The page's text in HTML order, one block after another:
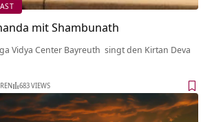
mit Shambunath
Vidya Center Bayreuth singt den Kirtan Deva
683 VIEWS